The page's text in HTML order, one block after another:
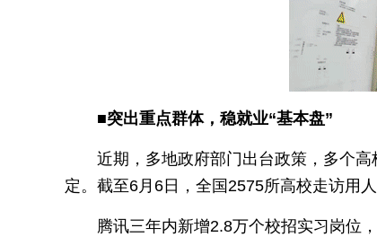
■突出重点群体，稳就业“基本盘”
近期，多地政府部门出台政策，多个
定。截至6月6日，全国2575所高校走访用
腾讯三年内新增2.8万个校招实习岗位